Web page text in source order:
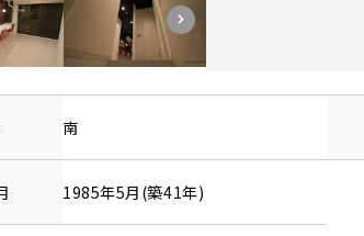
南
1985年5月(築41年)